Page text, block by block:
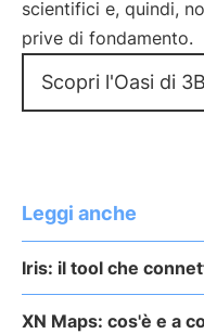
scientifici e, quindi,
prive di fondamento.
Scopri l'Oasi di
Leggi anche
Iris: il tool che
XN Maps: cos'è e a